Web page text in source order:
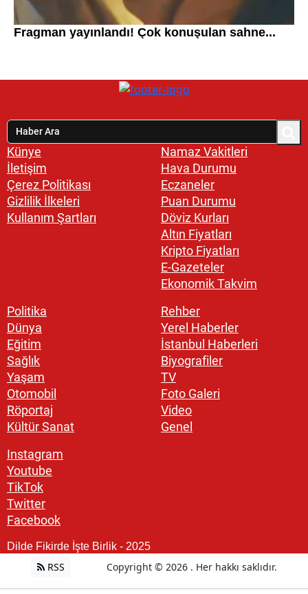
Künye
İletişim
Çerez Politikası
Gizlilik İlkeleri
Kullanım Şartları
Namaz Vakitleri
Hava Durumu
Eczaneler
Puan Durumu
Döviz Kurları
Altın Fiyatları
Kripto Fiyatları
E-Gazeteler
Ekonomik Takvim
Politika
Dünya
Eğitim
Sağlık
Yaşam
Otomobil
Röportaj
Kültür Sanat
Rehber
Yerel Haberler
İstanbul Haberleri
Biyografiler
TV
Foto Galeri
Video
Genel
Instagram
Youtube
TikTok
Twitter
Facebook
Dilde Fikirde İşte Birlik - 2025
RSS Copyright © 2026 . Her hakkı saklıdır.